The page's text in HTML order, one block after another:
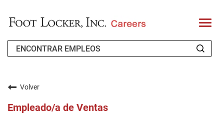
T
o
l
Volver
Empleado/a de Ventas